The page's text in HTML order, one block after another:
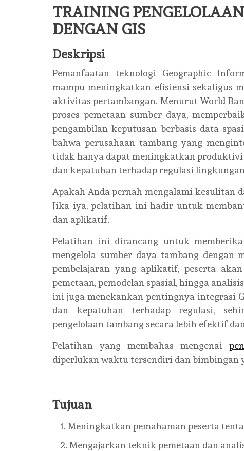
TRAINING
DENGAN GIS
Deskripsi
Pemanfaatan teknologi Geographic
mampu meningkatkan efisiensi sekaligus
aktivitas pertambangan. Menurut World
proses pemetaan sumber daya,
pengambilan keputusan berbasis data
bahwa perusahaan tambang yang
tidak hanya dapat meningkatkan
dan kepatuhan terhadap regulasi
Apakah Anda pernah mengalami kesulitan
Jika iya, pelatihan ini hadir untuk
dan aplikatif.
Pelatihan ini dirancang untuk
mengelola sumber daya tambang dengan
pembelajaran yang aplikatif, peserta
pemetaan, pemodelan spasial, hingga
ini juga menekankan pentingnya integrasi
dan kepatuhan terhadap regulasi,
pengelolaan tambang secara lebih efektif
Pelatihan yang membahas mengenai
diperlukan waktu tersendiri dan bimbingan
Tujuan
Meningkatkan pemahaman peserta
Mengajarkan teknik pemetaan dan